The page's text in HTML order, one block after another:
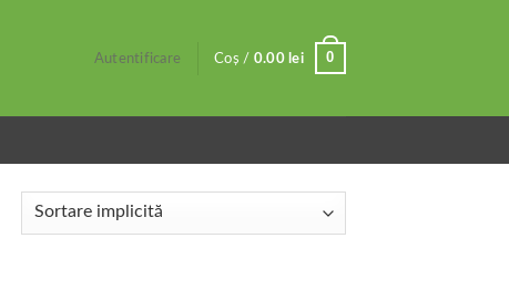
Autentificare Coș / 0.00 lei 0